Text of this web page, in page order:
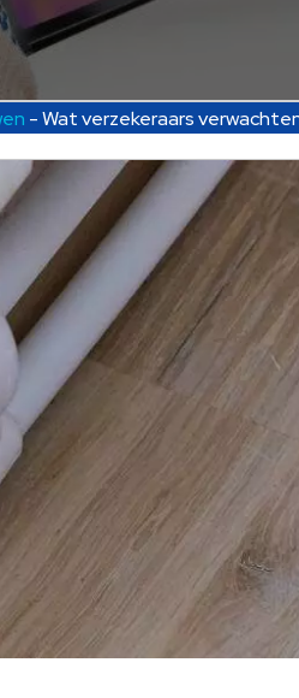
-Wat verzekeraars